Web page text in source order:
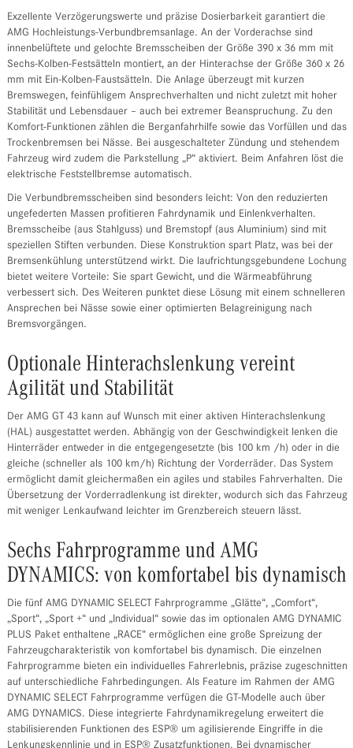
Exzellente Verzögerungswerte und präzise Dosierbarkeit garantiert die
AMG Hochleistungs-Verbundbremsanlage. An der Vorderachse sind
innenbelüftete und gelochte Bremsscheiben der Größe 390 x 36 mm mit
Sechs-Kolben-Festsätteln montiert, an der Hinterachse der Größe 360 x 26
mm mit Ein-Kolben-Faustsätteln. Die Anlage überzeugt mit kurzen
Bremswegen, feinfühligem Ansprechverhalten und nicht zuletzt mit hoher
Stabilität und Lebensdauer – auch bei extremer Beanspruchung. Zu den
Komfort-Funktionen zählen die Berganfahrhilfe sowie das Vorfüllen und das
Trockenbremsen bei Nässe. Bei ausgeschalteter Zündung und stehendem
Fahrzeug wird zudem die Parkstellung „P“ aktiviert. Beim Anfahren löst die
elektrische Feststellbremse automatisch.
Die Verbundbremsscheiben sind besonders leicht: Von den reduzierten
ungefederten Massen profitieren Fahrdynamik und Einlenkverhalten.
Bremsscheibe (aus Stahlguss) und Bremstopf (aus Aluminium) sind mit
speziellen Stiften verbunden. Diese Konstruktion spart Platz, was bei der
Bremsenkühlung unterstützend wirkt. Die laufrichtungsgebundene Lochung
bietet weitere Vorteile: Sie spart Gewicht, und die Wärmeabführung
verbessert sich. Des Weiteren punktet diese Lösung mit einem schnelleren
Ansprechen bei Nässe sowie einer optimierten Belagreinigung nach
Bremsvorgängen.
Optionale Hinterachslenkung vereint
Agilität und Stabilität
Der AMG GT 43 kann auf Wunsch mit einer aktiven Hinterachslenkung
(HAL) ausgestattet werden. Abhängig von der Geschwindigkeit lenken die
Hinterräder entweder in die entgegengesetzte (bis 100 km /h) oder in die
gleiche (schneller als 100 km/h) Richtung der Vorderräder. Das System
ermöglicht damit gleichermaßen ein agiles und stabiles Fahrverhalten. Die
Übersetzung der Vorderradlenkung ist direkter, wodurch sich das Fahrzeug
mit weniger Lenkaufwand leichter im Grenzbereich steuern lässt.
Sechs Fahrprogramme und AMG
DYNAMICS: von komfortabel bis dynamisch
Die fünf AMG DYNAMIC SELECT Fahrprogramme „Glätte“, „Comfort“,
„Sport“, „Sport +“ und „Individual“ sowie das im optionalen AMG DYNAMIC
PLUS Paket enthaltene „RACE“ ermöglichen eine große Spreizung der
Fahrzeugcharakteristik von komfortabel bis dynamisch. Die einzelnen
Fahrprogramme bieten ein individuelles Fahrerlebnis, präzise zugeschnitten
auf unterschiedliche Fahrbedingungen. Als Feature im Rahmen der AMG
DYNAMIC SELECT Fahrprogramme verfügen die GT-Modelle auch über
AMG DYNAMICS. Diese integrierte Fahrdynamikregelung erweitert die
stabilisierenden Funktionen des ESP® um agilisierende Eingriffe in die
Lenkungskennlinie und in ESP® Zusatzfunktionen. Bei dynamischer